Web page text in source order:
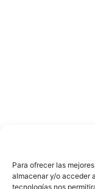
Para ofrecer las
almacenar y/o acceder
tecnologías nos